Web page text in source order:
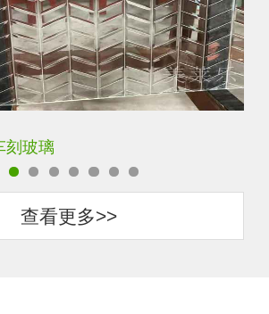
刻玻璃
查看更多>>